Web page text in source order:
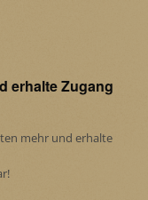
erhalte Zugang
mehr und erhalte